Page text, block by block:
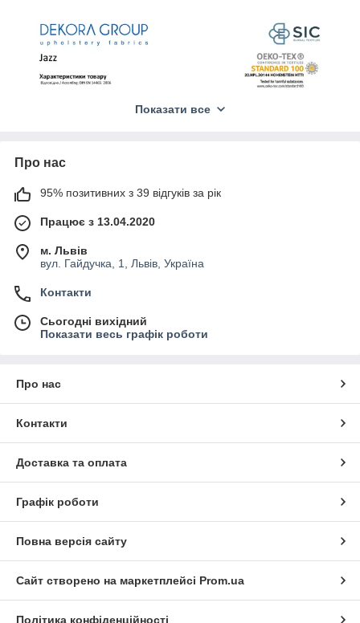
Показати все
Про нас
95% позитивних з 39 відгуків за рік
Працює з 13.04.2020
м. Львів
вул. Гайдучка, 1, Львів, Україна
Контакти
Сьогодні вихідний
Показати весь графік роботи
Про нас
Контакти
Доставка та оплата
Графік роботи
Повна версія сайту
Сайт створено на маркетплейсі Prom.ua
Політика конфіденційності